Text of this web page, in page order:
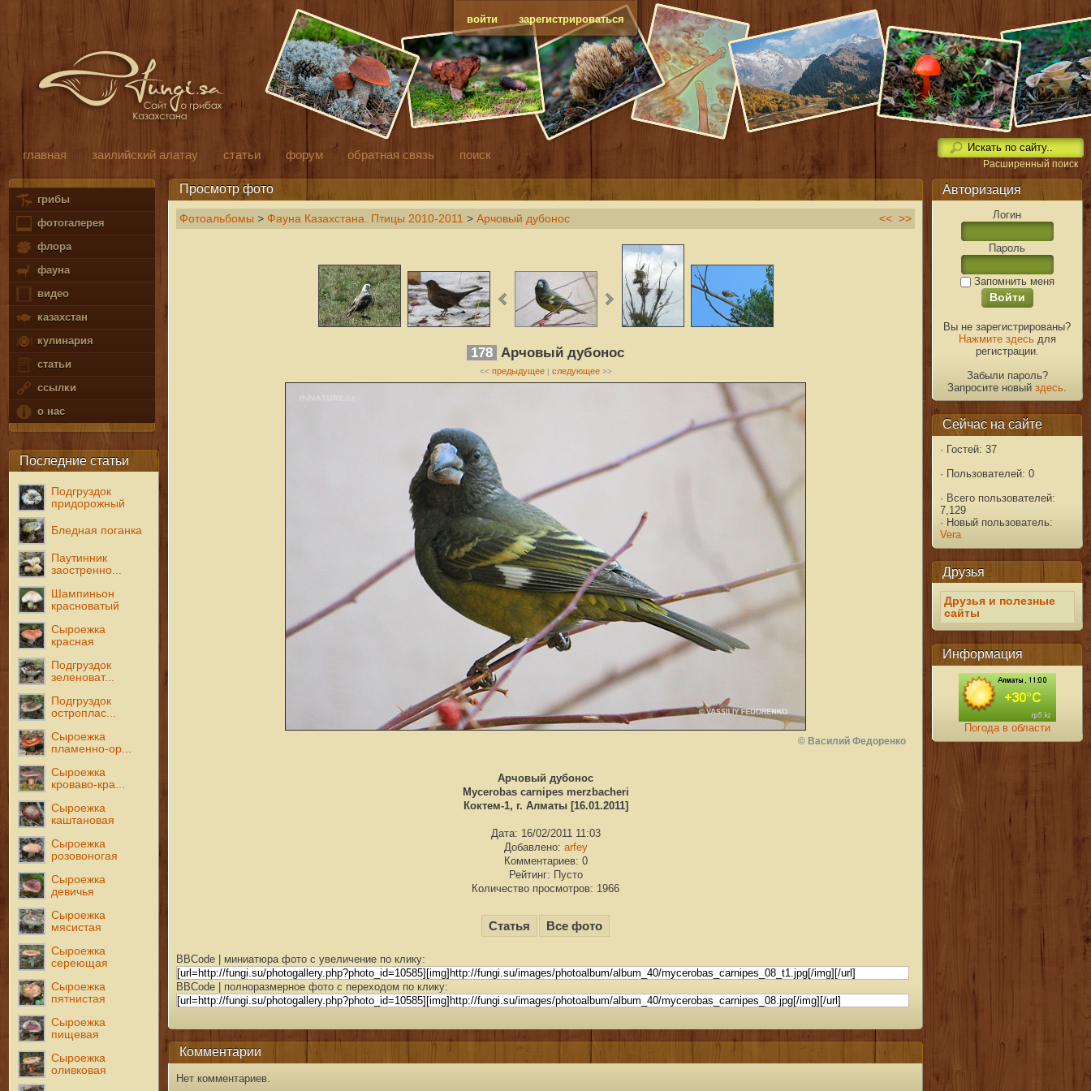
войти зарегистрироваться
главная заилийский алатау статьи форум обратная связь поиск
Расширенный поиск
грибы
фотогалерея
флора
фауна
видео
казахстан
кулинария
статьи
ссылки
о нас
Последние статьи
Подгруздок
придорожный
Бледная поганка
Паутинник
заостренно...
Шампиньон
красноватый
Сыроежка
красная
Подгруздок
зеленоват...
Подгруздок
остроплас...
Сыроежка
пламенно-ор...
Сыроежка
кроваво-кра...
Сыроежка
каштановая
Сыроежка
розовоногая
Сыроежка
девичья
Сыроежка
мясистая
Сыроежка
сереющая
Сыроежка
пятнистая
Сыроежка
пищевая
Сыроежка
оливковая
Авторизация
Логин
Пароль
Запомнить меня
Вы не зарегистрированы?
Нажмите здесьдля
регистрации.
Забыли пароль?
Запросите новыйздесь
Сейчас на сайте
· Гостей: 37
· Пользователей: 0
· Всего пользователей:
7,129
· Новый пользователь:
Vera
Друзья
Друзья и полезные
сайты
Информация
Погода в области
Просмотр фото
Фотоальбомы > Фауна Казахстана. Птицы 2010-2011 > Арчовый дубонос << >>
178 Арчовый дубонос
<< предыдущее| следующее>>
© Василий Федоренко
Арчовый дубонос
Mycerobas carnipes merzbacheri
Коктем-1, г. Алматы [16.01.2011]
Дата: 16/02/2011 11:03
Добавлено: arfey
Комментариев: 0
Рейтинг: Пусто
Количество просмотров: 1966
Статья Все фото
BBCode | миниатюра фото с увеличение по клику:
BBCode | полноразмерное фото с переходом по клику:
Комментарии
Нет комментариев.